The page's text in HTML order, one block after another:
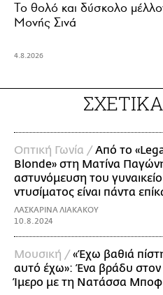
Το θολό και δύσκολο
Μονής Σινά
4.8.2026
Οπτική Γωνία /Από το
Blonde» στη Ματίνα
αστυνόμευση του
ντυσίματος είναι πάντα
ΛΑΣΚΑΡΙΝΑ ΛΙΑΚΑΚΟΥ
10.8.2024
Μουσική /«Έχω βαθιά
αυτό έχω»: Ένα βράδυ στον
Ίμερο με τη Νατάσσα